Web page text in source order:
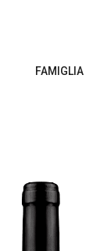
FAMIGLIA